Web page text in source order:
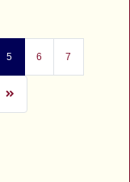
5 6 7